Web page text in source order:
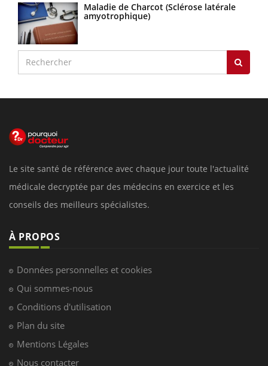
Maladie de Charcot (Sclérose latérale
amyotrophique)
Le site santé de référence avec chaque jour toute l'actualité
médicale decryptée par des médecins en exercice et les
conseils des meilleurs spécialistes.
À PROPOS
Données personnelles et cookies
Qui sommes-nous
Conditions d'utilisation
Plan du site
Mentions Légales
Nous contacter